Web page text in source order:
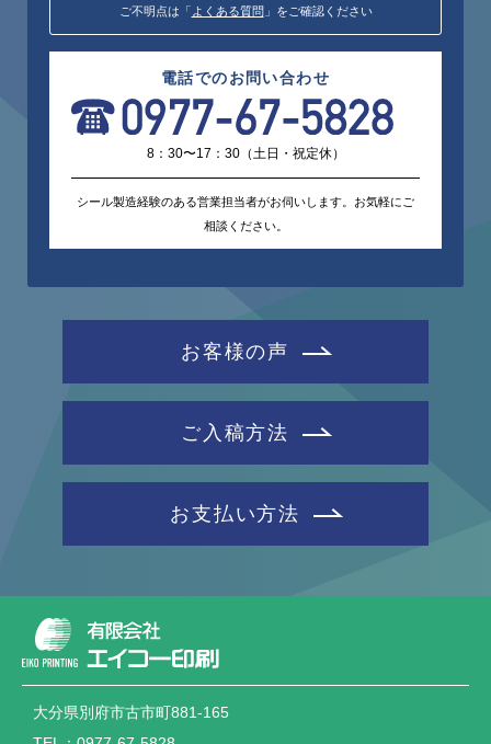
ご不明点は「 よくある質問 」をご確認ください
電話でのお問い合わせ
8：30〜17：30（土日・祝定休）
シール製造経験のある営業担当者がお伺いします。お気軽にご
相談ください。
お客様の声
ご入稿方法
お支払い方法
大分県別府市古市町881-165